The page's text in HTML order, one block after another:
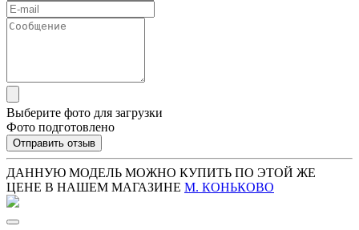
Выберите фото для загрузки
Фото подготовлено
Отправить отзыв
ДАННУЮ МОДЕЛЬ МОЖНО КУПИТЬ ПО ЭТОЙ ЖЕ
ЦЕНЕ В НАШЕМ МАГАЗИНЕ М. КОНЬКОВО